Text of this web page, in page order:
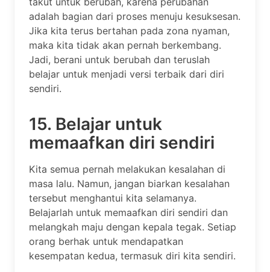
adalah bagian dari proses menuju kesuksesan.
Jika kita terus bertahan pada zona nyaman,
maka kita tidak akan pernah berkembang.
Jadi, berani untuk berubah dan teruslah
belajar untuk menjadi versi terbaik dari diri
sendiri.
15. Belajar untuk
memaafkan diri sendiri
Kita semua pernah melakukan kesalahan di
masa lalu. Namun, jangan biarkan kesalahan
tersebut menghantui kita selamanya.
Belajarlah untuk memaafkan diri sendiri dan
melangkah maju dengan kepala tegak. Setiap
orang berhak untuk mendapatkan
kesempatan kedua, termasuk diri kita sendiri.